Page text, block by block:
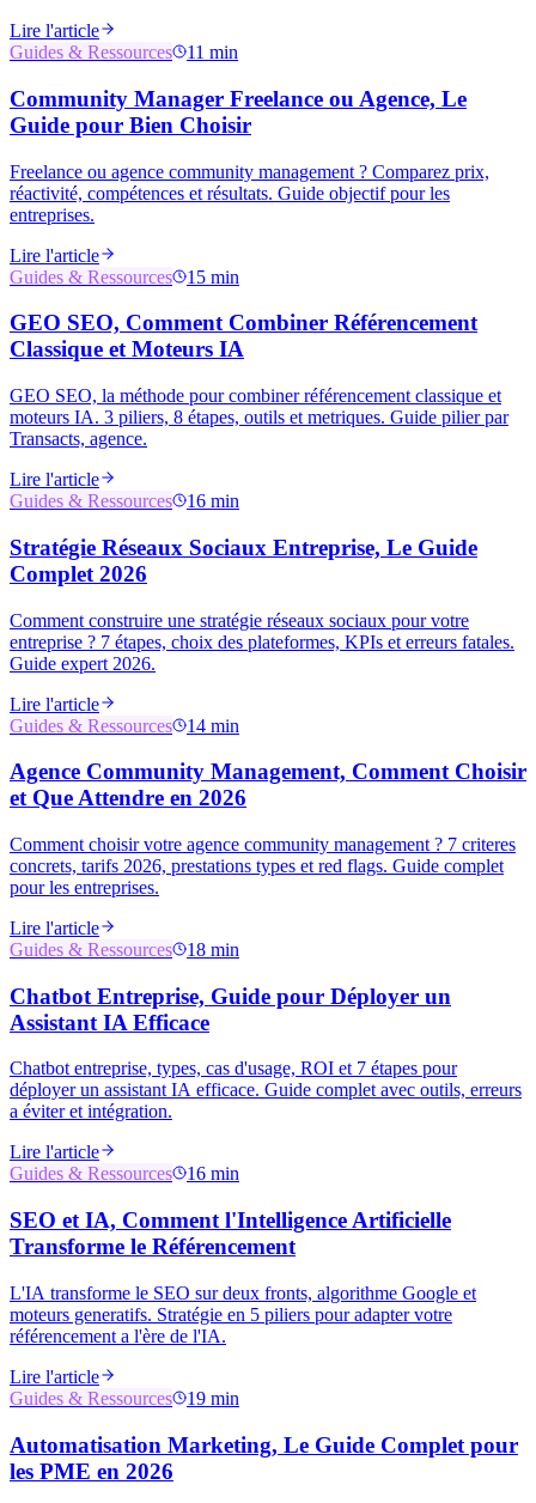
Lire l'article
Guides & Ressources
11 min
Community Manager Freelance ou Agence, Le
Guide pour Bien Choisir
Freelance ou agence community management ? Comparez prix,
réactivité, compétences et résultats. Guide objectif pour les
entreprises.
Lire l'article
Guides & Ressources
15 min
GEO SEO, Comment Combiner Référencement
Classique et Moteurs IA
GEO SEO, la méthode pour combiner référencement classique et
moteurs IA. 3 piliers, 8 étapes, outils et metriques. Guide pilier par
Transacts, agence.
Lire l'article
Guides & Ressources
16 min
Stratégie Réseaux Sociaux Entreprise, Le Guide
Complet 2026
Comment construire une stratégie réseaux sociaux pour votre
entreprise ? 7 étapes, choix des plateformes, KPIs et erreurs fatales.
Guide expert 2026.
Lire l'article
Guides & Ressources
14 min
Agence Community Management, Comment Choisir
et Que Attendre en 2026
Comment choisir votre agence community management ? 7 criteres
concrets, tarifs 2026, prestations types et red flags. Guide complet
pour les entreprises.
Lire l'article
Guides & Ressources
18 min
Chatbot Entreprise, Guide pour Déployer un
Assistant IA Efficace
Chatbot entreprise, types, cas d'usage, ROI et 7 étapes pour
déployer un assistant IA efficace. Guide complet avec outils, erreurs
a éviter et intégration.
Lire l'article
Guides & Ressources
16 min
SEO et IA, Comment l'Intelligence Artificielle
Transforme le Référencement
L'IA transforme le SEO sur deux fronts, algorithme Google et
moteurs generatifs. Stratégie en 5 piliers pour adapter votre
référencement a l'ère de l'IA.
Lire l'article
Guides & Ressources
19 min
Automatisation Marketing, Le Guide Complet pour
les PME en 2026